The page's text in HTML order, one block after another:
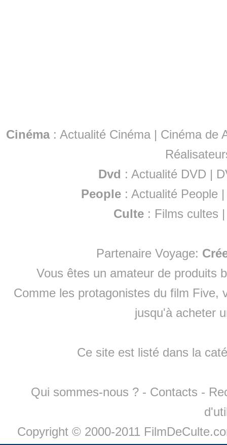
Cinéma: Actualité Cinéma | Cinéma de
Dvd : Actualité DVD |
People :Actualité People
Culte : Films cultes
Partenaire Voyage:
Vous êtes un amateur de produits
Comme les protagonistes du film Five,
jusqu'à acheter
Ce site est listé dans la
Qui sommes-nous ? - Contacts -
Copyright © 2000-2011